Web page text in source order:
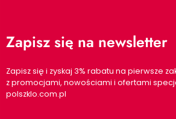
Zapisz się na newsletter
Zapisz się i zyskaj 3% rabatu na pierwsze
z promocjami, nowościami i ofertami
polszklo.com.pl